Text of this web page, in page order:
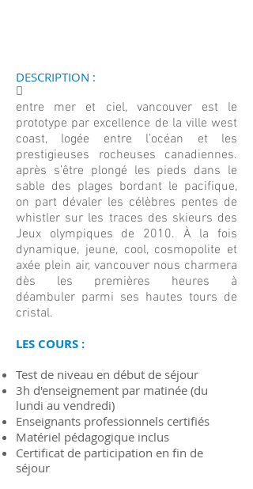
DESCRIPTION :
􀀄
entre mer et ciel, vancouver est le
prototype par excellence de la ville west
coast, logée entre l’océan et les
prestigieuses rocheuses canadiennes.
après s’être plongé les pieds dans le
sable des plages bordant le pacifique,
on part dévaler les célèbres pentes de
whistler sur les traces des skieurs des
Jeux olympiques de 2010. À la fois
dynamique, jeune, cool, cosmopolite et
axée plein air, vancouver nous charmera
dès les premières heures à
déambuler parmi ses hautes tours de
cristal.
LES COURS :
Test de niveau en début de séjour
3h d'enseignement par matinée (du
lundi au vendredi)
Enseignants professionnels certifiés
Matériel pédagogique inclus
Certificat de participation en fin de
séjour